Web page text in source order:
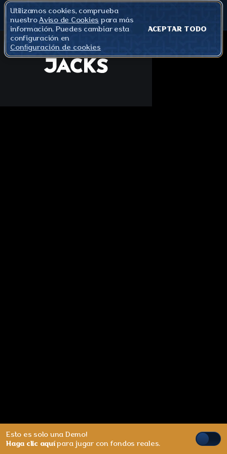
Esto es solo una Demo!
Haga clic aquípara jugar con fondos reales.
Utilizamos cookies, comprueba
nuestroAviso de Cookies para más
información. Puedes cambiar esta
configuración en
Configuración de cookies
ACEPTAR TODO